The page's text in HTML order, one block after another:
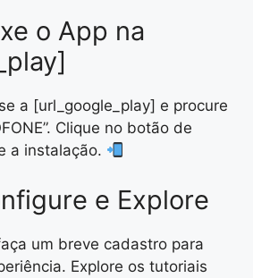
o App na
a [url_google_play] e procure
Clique no botão de
a instalação.
e Explore
um breve cadastro para
Explore os tutoriais